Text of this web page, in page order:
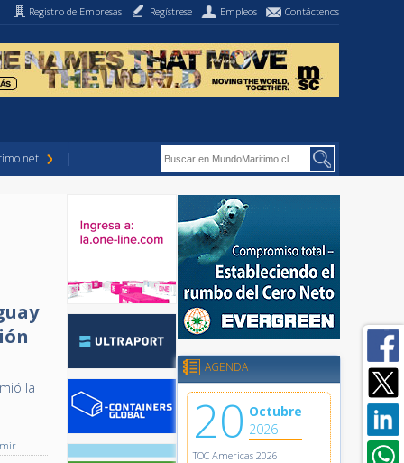
Registro de Empresas Regístrese Empleos Contáctenos
la
AGENDA
20 Octubre
2026
TOC Americas 2026